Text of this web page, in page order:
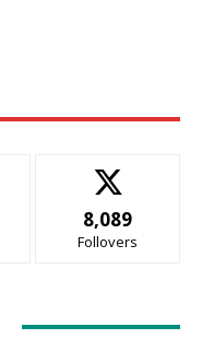
8,089
Follovers